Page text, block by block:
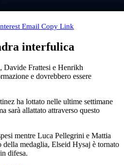
Email Copy Link
interfulica
Davide Frattesi e Henrikh
e dovrebbero essere
ha lottato nelle ultime settimane
sarà allattato attraverso questo
mentre Luca Pellegrini e Mattia
medaglia, Elseid Hysaj è tornato
difesa.